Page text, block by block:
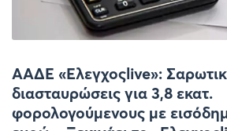
ΑΑΔΕ «Ελεγχοςlive»:
διασταυρώσεις για 3,8 εκατ.
φορολογούμενους με